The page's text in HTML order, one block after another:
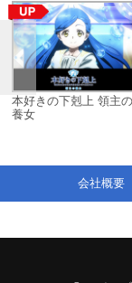
本好きの下剋上 領主の
養女
会社概要